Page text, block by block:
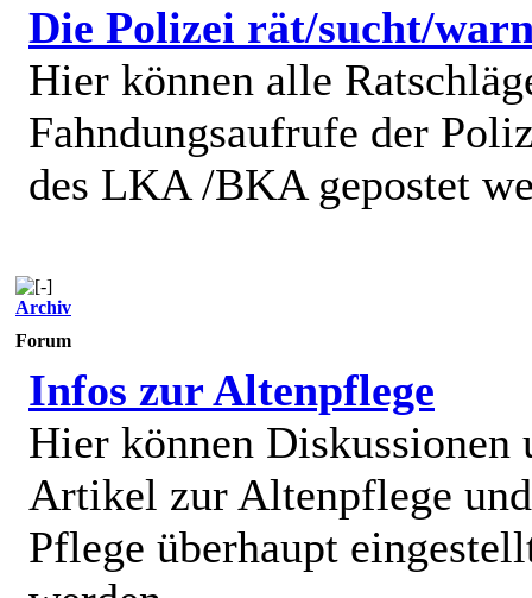
Die Polizei rät/sucht/
Hier können alle
Fahndungsaufrufe der
des LKA /BKA gepostet
Archiv
Forum
Infos zur Altenpflege
Hier können Diskussionen
Artikel zur Altenpflege
Pflege überhaupt